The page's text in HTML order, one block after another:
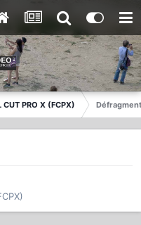
CUT PRO X (FCPX)